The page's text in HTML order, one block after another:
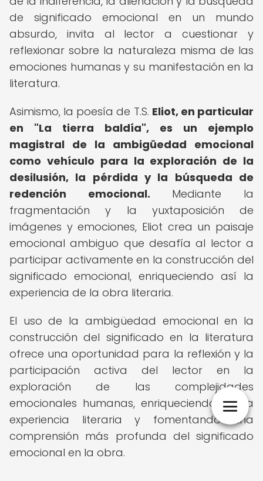
de significado emocional en un mundo
absurdo, invita al lector a cuestionar y
reflexionar sobre la naturaleza misma de las
emociones humanas y su manifestación en la
literatura.
Asimismo, la poesía de T.S. Eliot, en particular
en "La tierra baldía", es un ejemplo
magistral de la ambigüedad emocional
como vehículo para la exploración de la
desilusión, la pérdida y la búsqueda de
redención emocional. Mediante la
fragmentación y la yuxtaposición de
imágenes y emociones, Eliot crea un paisaje
emocional ambiguo que desafía al lector a
participar activamente en la construcción del
significado emocional, enriqueciendo así la
experiencia de la obra literaria.
El uso de la ambigüedad emocional en la
construcción del significado en la literatura
ofrece una oportunidad para la reflexión y la
participación activa del lector en la
exploración de las complejidades
emocionales humanas, enriqueciendo así la
experiencia literaria y fomentando una
comprensión más profunda del significado
emocional en la obra.